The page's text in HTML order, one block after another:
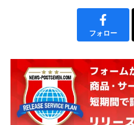
フォロー